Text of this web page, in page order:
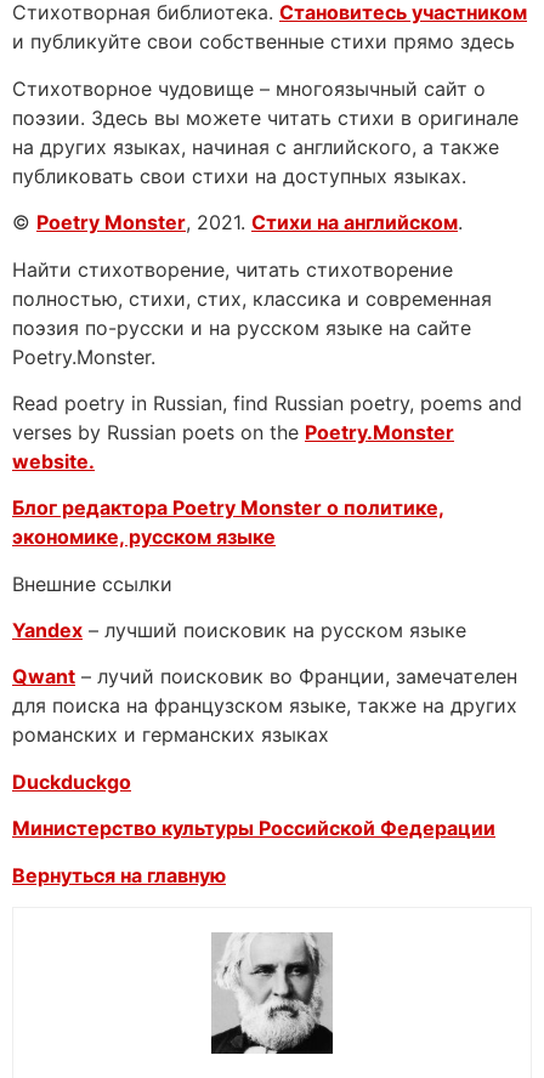
Стихотворная библиотека. Становитесь участником
и публикуйте свои собственные стихи прямо здесь
Стихотворное чудовище – многоязычный сайт о
поэзии. Здесь вы можете читать стихи в оригинале
на других языках, начиная с английского, а также
публиковать свои стихи на доступных языках.
© Poetry Monster, 2021. Стихи на английском.
Найти стихотворение, читать стихотворение
полностью, стихи, стих, классика и современная
поэзия по-русски и на русском языке на сайте
Poetry.Monster.
Read poetry in Russian, find Russian poetry, poems and
verses by Russian poets on the Poetry.Monster
website.
Блог редактора Poetry Monster о политике,
экономике, русском языке
Внешние ссылки
Yandex – лучший поисковик на русском языке
Qwant – лучий поисковик во Франции, замечателен
для поиска на французском языке, также на других
романских и германских языках
Duckduckgo
Министерство культуры Российской Федерации
Вернуться на главную